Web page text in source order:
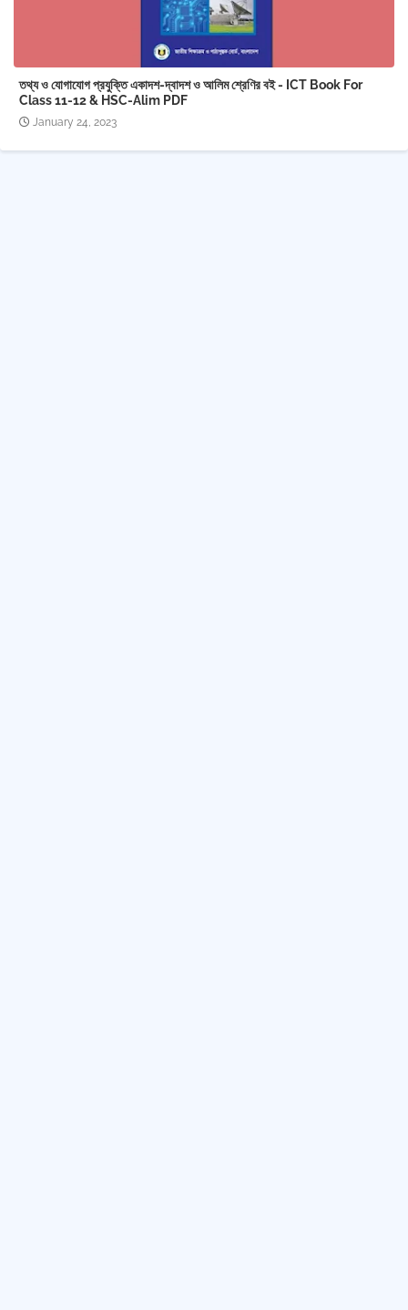
তথ্য ও যোগাযোগ প্রযুক্তি একাদশ-দ্বাদশ ও আলিম শ্রেণির বই - ICT Book For
Class 11-12 & HSC-Alim PDF
January 24, 2023